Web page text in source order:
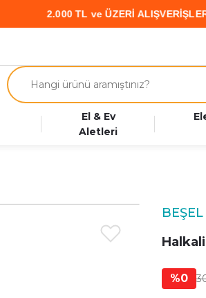
2.000 TL ve ÜZERİ ALIŞVERİŞLERDE
El & Ev
Aletleri
%0